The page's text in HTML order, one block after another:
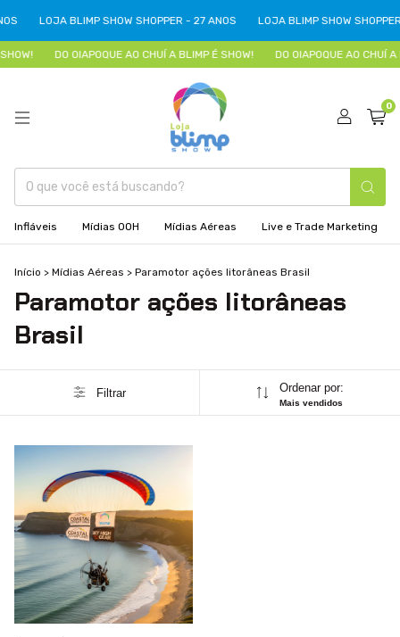
LOJA BLIMP SHOW SHOPPER - 27 ANOS LOJA BLIMP SHOW
DO OIAPOQUE AO CHUÍ A BLIMP É SHOW! DO OIAPOQUE AO CHUÍ A
0
Infláveis Mídias OOH Mídias Aéreas Live e Trade Marketing
Início > Mídias Aéreas > Paramotor ações litorâneas Brasil
Paramotor ações litorâneas
Brasil
Filtrar Ordenar por:
Mais vendidos